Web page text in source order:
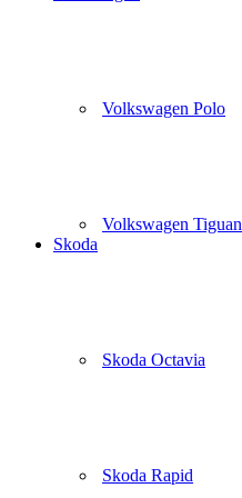
Volkswagen Polo
Volkswagen Tiguan
Skoda
Skoda Octavia
Skoda Rapid